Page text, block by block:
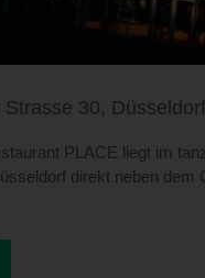
Strasse 30, Düsseldorf
PLACE liegt im
direkt neben dem